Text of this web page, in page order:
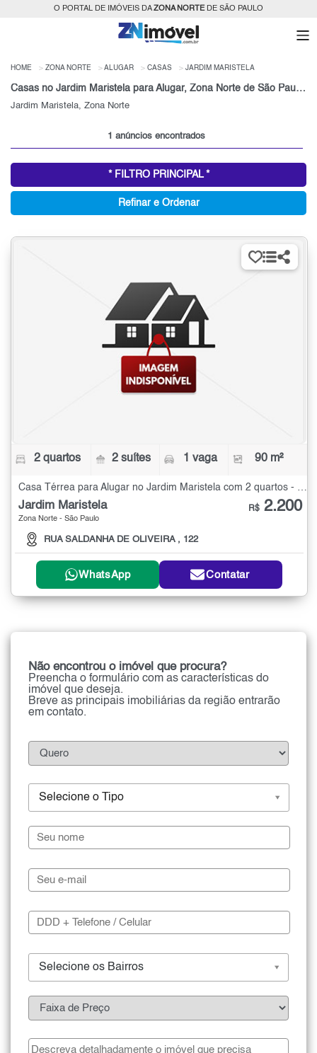
O PORTAL DE IMÓVEIS DAZONA NORTEDE SÃO PAULO
HOME ZONA NORTE ALUGAR CASAS JARDIM MARISTELA
Casas no Jardim Maristela para Alugar, Zona Norte de São Paulo, SP
Jardim Maristela, Zona Norte
1 anúncios encontrados
* FILTRO PRINCIPAL *
Refinar e Ordenar
2 quartos 2 suítes 1 vaga 90 m²
Casa Térrea para Alugar no Jardim Maristela com 2 quartos - 90 m²
Jardim Maristela
Zona Norte - São Paulo
RUA SALDANHA DE OLIVEIRA , 122
R$ 2.200
WhatsApp Contatar
Não encontrou o imóvel que procura?
Preencha o formulário com as características do
imóvel que deseja.
Breve as principais imobiliárias da região entrarão
em contato.
Selecione o Tipo
Selecione os Bairros